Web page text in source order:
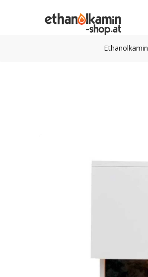
Ethanolkamin